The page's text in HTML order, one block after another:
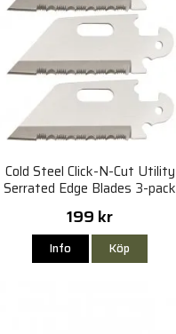
Cold Steel Click-N-Cut Utility
Serrated Edge Blades 3-pack
199 kr
Info Köp